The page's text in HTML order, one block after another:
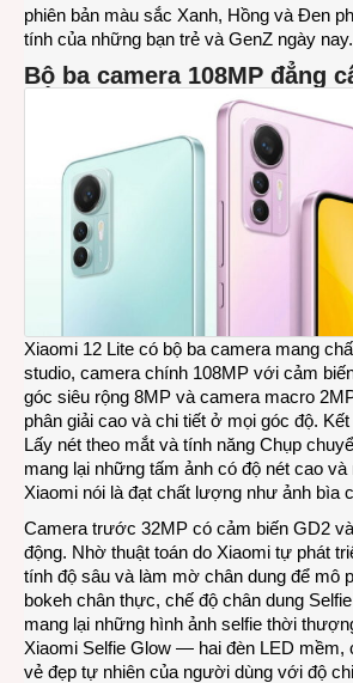
phiên bản màu sắc Xanh, Hồng và Đen
tính của những bạn trẻ và GenZ ngày nay.
Bộ ba camera 108MP đẳng
Xiaomi 12 Lite có bộ ba camera mang
studio, camera chính 108MP với cảm
góc siêu rộng 8MP và camera macro
phân giải cao và chi tiết ở mọi góc độ.
Lấy nét theo mắt và tính năng Chụp
mang lại những tấm ảnh có độ nét cao
Xiaomi nói là đạt chất lượng như ảnh bìa
Camera trước 32MP có cảm biến GD2
động. Nhờ thuật toán do Xiaomi tự phát
tính độ sâu và làm mờ chân dung để mô
bokeh chân thực, chế độ chân dung
mang lại những hình ảnh selfie thời
Xiaomi Selfie Glow — hai đèn LED mềm,
vẻ đẹp tự nhiên của người dùng với độ